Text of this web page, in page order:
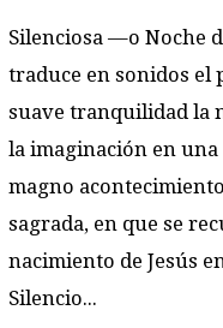
Silenciosa —o Noche
traduce en sonidos el
suave tranquilidad la
la imaginación en
magno
sagrada, en que se
nacimiento de Jesús
Silencio...